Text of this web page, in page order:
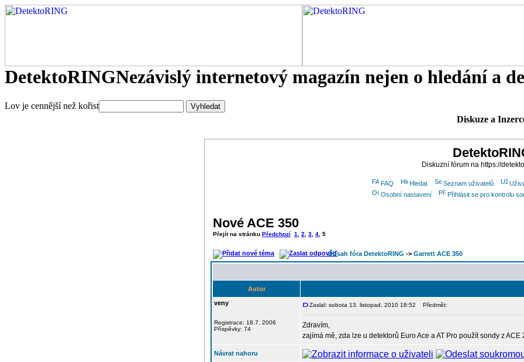
DetektoRINGNezávislý internetový magazín nejen o hledání a
Lov je cennější než kořist
Diskuze a
Diskuzní fórum na https://
FAQ Hledat Seznam uživatelů
Osobní nastavení
Přihlásit se pro kontrolu
Nové ACE 350
Přejít na stránku Předchozí 1 2 3 4 5
Obsah fóra DetektoRING -> Garrett ACE 350
Autor
veny
Registrace: 18.7. 2006
Příspěvky: 74
Zaslal: sobota 13. listopad, 2010 18:52 Předmět:
Zdravím,
zajímá mě, zda lze u detektorů Euro Ace a AT Pro použít sondy z ACE
Návrat nahoru